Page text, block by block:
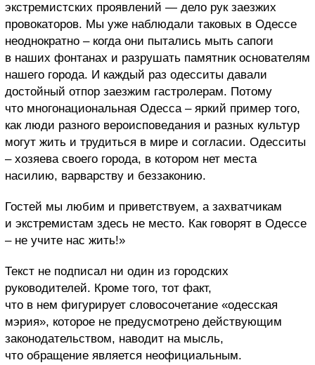
экстремистских проявлений — дело рук заезжих
провокаторов. Мы уже наблюдали таковых в Одессе
неоднократно – когда они пытались мыть сапоги
в наших фонтанах и разрушать памятник основателям
нашего города. И каждый раз одесситы давали
достойный отпор заезжим гастролерам. Потому
что многонациональная Одесса – яркий пример того,
как люди разного вероисповедания и разных культур
могут жить и трудиться в мире и согласии. Одесситы
– хозяева своего города, в котором нет места
насилию, варварству и беззаконию.
Гостей мы любим и приветствуем, а захватчикам
и экстремистам здесь не место. Как говорят в Одессе
– не учите нас жить!»
Текст не подписал ни один из городских
руководителей. Кроме того, тот факт,
что в нем фигурирует словосочетание «одесская
мэрия», которое не предусмотрено действующим
законодательством, наводит на мысль,
что обращение является неофициальным.